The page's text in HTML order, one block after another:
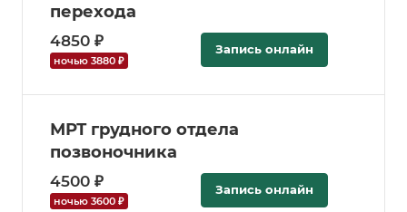
перехода
4850 ₽
ночью 3880 ₽
Запись онлайн
МРТ грудного отдела
позвоночника
4500 ₽
ночью 3600 ₽
Запись онлайн